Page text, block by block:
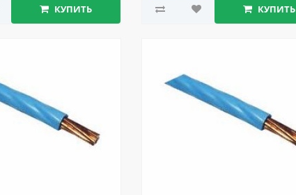
КУПИТЬ КУПИТЬ